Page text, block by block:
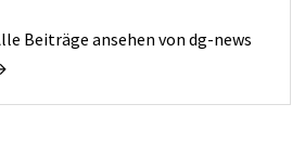
Beiträge ansehen von dg-news